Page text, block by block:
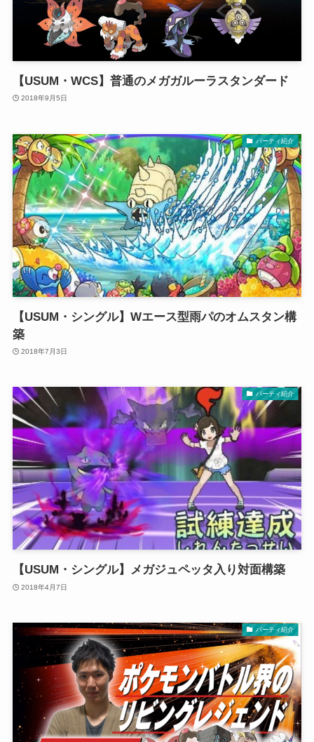
【USUM・WCS】普通のメガガルーラスタンダード
2018年9月5日
パーティ紹介
【USUM・シングル】Wエース型雨パのオムスタン構
築
2018年7月3日
パーティ紹介
【USUM・シングル】メガジュペッタ入り対面構築
2018年4月7日
パーティ紹介